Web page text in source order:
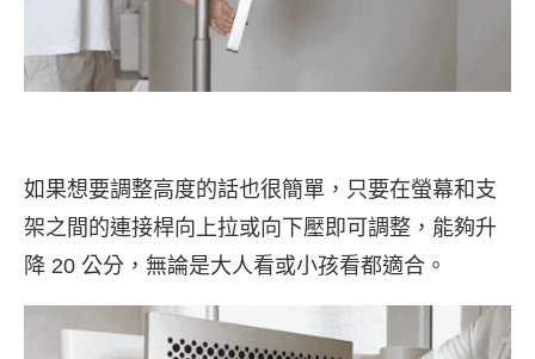
如果想要調整高度的話也很簡單，只要在螢幕和支
架之間的連接桿向上拉或向下壓即可調整，能夠升
降 20 公分，無論是大人看或小孩看都適合。